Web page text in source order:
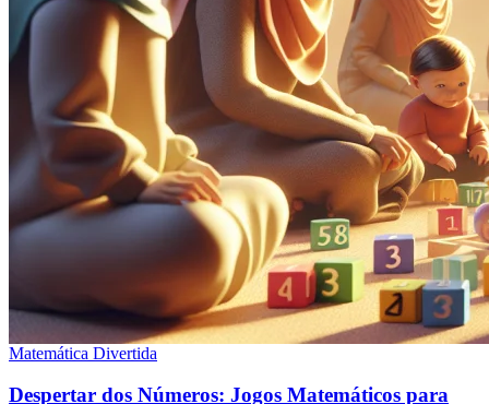
Matemática Divertida
Despertar dos Números: Jogos Matemáticos para